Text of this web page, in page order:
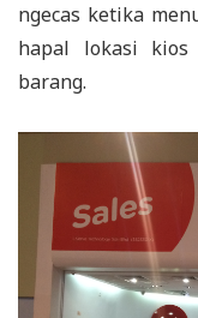
ngecas ketika
hapal lokasi kios
barang.